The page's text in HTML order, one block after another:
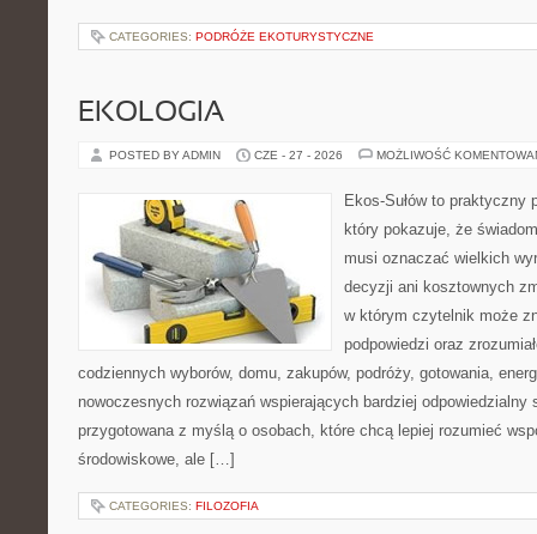
CATEGORIES: PODRÓŻE EKOTURYSTYCZNE
EKOLOGIA
POSTED BY ADMIN CZE - 27 - 2026 MOŻLIWOŚĆ
Ekos-Sułów to praktyczny
który pokazuje, że
musi oznaczać wielkich
decyzji ani kosztownych
w którym czytelnik może
podpowiedzi oraz
codziennych wyborów, domu, zakupów, podróży, gotowania,
nowoczesnych rozwiązań wspierających bardziej odpowiedzialny
przygotowana z myślą o osobach, które chcą lepiej rozumieć
środowiskowe, ale […]
CATEGORIES: FILOZOFIA